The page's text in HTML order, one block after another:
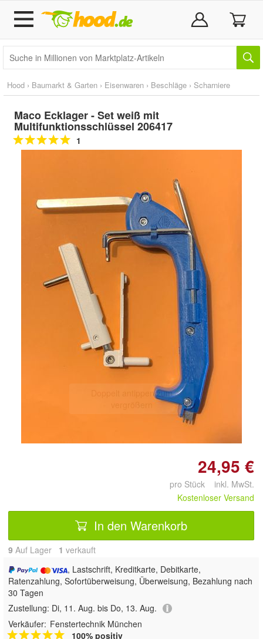
Hood › Baumarkt & Garten › Eisenwaren › Beschläge › Scharniere
Maco Ecklager - Set weiß mit
Multifunktionsschlüssel 206417
1
Doppelt antippen zum
24,95 €
pro Stück inkl. MwSt.
Kostenloser Versand
In den Warenkorb
9 Auf Lager 1 verkauft
, Lastschrift, Kreditkarte, Debitkarte,
Ratenzahlung, Sofortüberweisung, Überweisung, Bezahlung nach
30 Tagen
Zustellung: Di, 11. Aug. bis Do, 13. Aug.
Verkäufer: Fenstertechnik München
100% positiv